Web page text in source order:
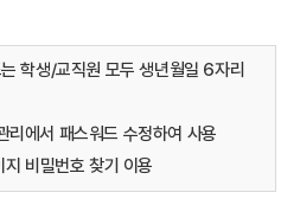
학생/교직원 모두 생년월일 6자리
에서 패스워드 수정하여 사용
비밀번호 찾기 이용